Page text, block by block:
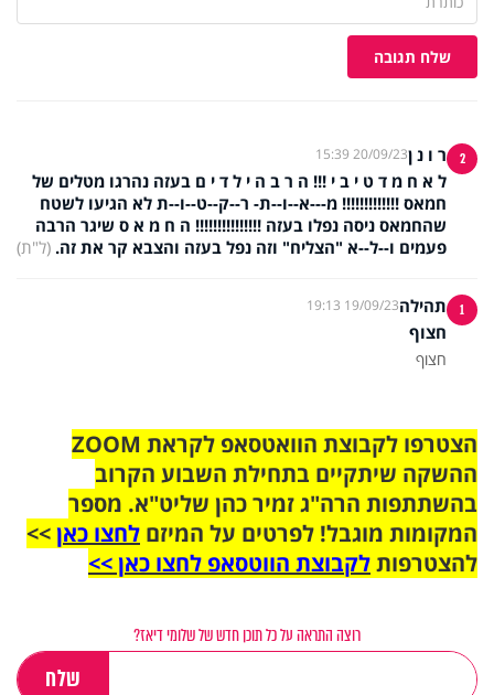
שלח תגובה
2 ר ו נ ן20/09/23 15:39
ל א ח מ ד ט י ב י !!! ה ר ב ה י ל ד י ם בעזה נהרגו מטלים של
חמאס !!!!!!!!!!!!! מ---א--ו--ת- ר--ק--ט--ו--ת לא הגיעו לשטח
שהחמאס ניסה נפלו בעזה !!!!!!!!!!!!!!! ה ח מ א ס שיגר הרבה
פעמים ו--ל--א "הצליח" וזה נפל בעזה והצבא קר את זה. (ל"ת)
1 תהילה19/09/23 19:13
חצוף
חצוף
הצטרפו לקבוצת הוואטסאפ לקראת ZOOM
ההשקה שיתקיים בתחילת השבוע הקרוב
בהשתתפות הרה"ג זמיר כהן שליט"א. מספר
המקומות מוגבל! לפרטים על המיזם לחצו כאן>>
להצטרפותלקבוצת הווטסאפ לחצו כאן >>
רוצה התראה על כל תוכן חדש של שלומי דיאז?